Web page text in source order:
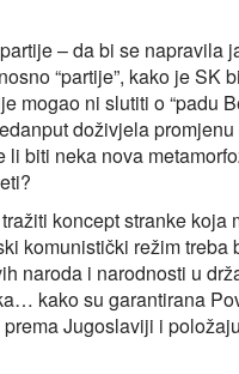
– da bi se napravila
“partije”, kako je SK
mogao ni slutiti o “padu
doživjela
biti neka nova
koncept stranke koja
komunistički režim treba
naroda i narodnosti u
kako su garantirana
Jugoslaviji i